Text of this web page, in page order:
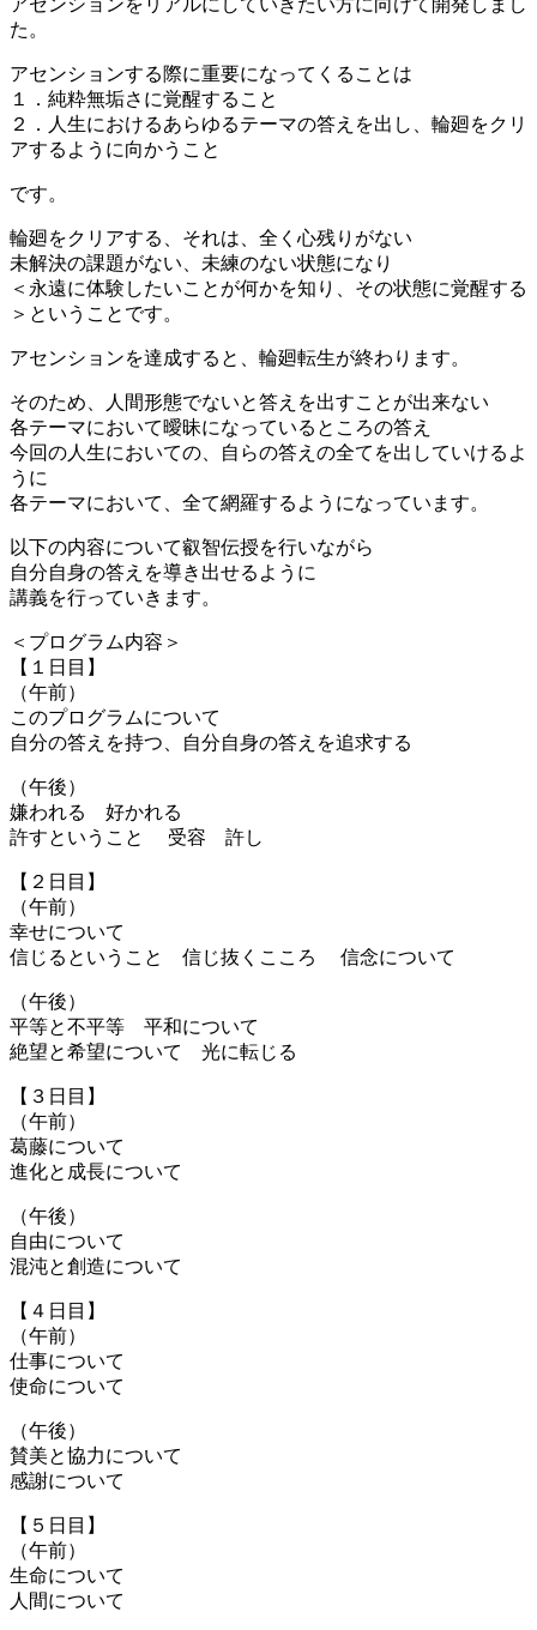
た。
アセンションする際に重要になってくることは
１．純粋無垢さに覚醒すること
２．人生におけるあらゆるテーマの答えを出し、輪廻をクリ
アするように向かうこと
です。
輪廻をクリアする、それは、全く心残りがない
未解決の課題がない、未練のない状態になり
＜永遠に体験したいことが何かを知り、その状態に覚醒する
＞ということです。
アセンションを達成すると、輪廻転生が終わります。
そのため、人間形態でないと答えを出すことが出来ない
各テーマにおいて曖昧になっているところの答え
今回の人生においての、自らの答えの全てを出していけるよ
うに
各テーマにおいて、全て網羅するようになっています。
以下の内容について叡智伝授を行いながら
自分自身の答えを導き出せるように
講義を行っていきます。
＜プログラム内容＞
【１日目】
（午前）
このプログラムについて
自分の答えを持つ、自分自身の答えを追求する
（午後）
嫌われる 好かれる
許すということ 受容 許し
【２日目】
（午前）
幸せについて
信じるということ 信じ抜くこころ 信念について
（午後）
平等と不平等 平和について
絶望と希望について 光に転じる
【３日目】
（午前）
葛藤について
進化と成長について
（午後）
自由について
混沌と創造について
【４日目】
（午前）
仕事について
使命について
（午後）
賛美と協力について
感謝について
【５日目】
（午前）
生命について
人間について